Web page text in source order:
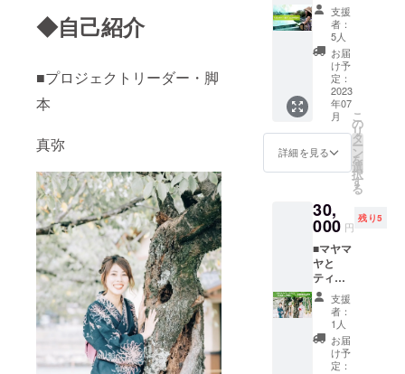
◆自己紹介
■プロジェクトリーダー・脚
本
真弥
A
https://i
nstagra
m.com/
k.yu_mi
nn?
igshid=
YmMy
MTA2M
2Y= チ
ケット
の有効
限:2023
年7/31
まで。
りしま
す。 講
師 プロ
ダン
サー 社
交ダン
サー
TAKER
U
https://i
nstagra
m.com/
939z?
igshid=
YmMy
MTA2M
2Y=
YUMIK
A
https://i
nstagra
m.com/
k.yu_mi
nn?
300mg /
CBD濃
度 3% 1
滴あた
りの
CBD含
有量
1mg 1
本あた
り300滴
分保有
概要
ニック
認定、
ブロー
ドスペ
クトラ
ム、
THCフ
リー 非
遺伝子
組み換
え、無
添加、
鑑定書
内容 A4
サイズ
二枚
(PDF)
・産土
神社と
現在の
産土神
（一
柱） ・
能につ
いて ・
魂と五
行でみ
る魂の
性質と
特徴 ・
あなた
の光り
輝くダ
イヤモ
して、
太陽の
ように
生きる
～ 月読
占星術
心の傷
をテー
マに紐
解いて
いきま
カード
で貴方
の背中
を押し
ます。
■必要な
もの 生
年月
日、生
まれた
時間、
生まれ
ルのク
レジッ
トに団
体名・
企業名
をスポ
ンサー
として
掲載さ
せてい
ただき
ます。
◆必要
エンド
ロール
への掲
載名を
備考欄
に記入
くださ
い。 ・
掲載名
（法人
名） 漏
れがあ
支援
者：
5人
お届
け予
定：
2023
年07
月
詳細を見る
こ
の
リ
タ
ー
ン
を
選
択
す
る
30,
000 円
残り5
■マヤマ
ヤと
ティー
タイム
(2時
間)in京
都 監
督、真
弥&麻耶
支援
者：
1人
お届
け予
定：